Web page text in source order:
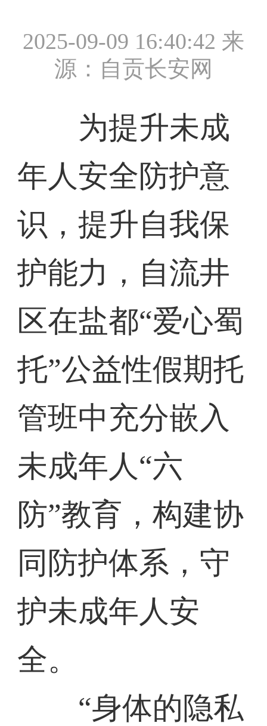
2025-09-09 16:40:42 来
源：自贡长安网
为提升未成
年人安全防护意
识，提升自我保
护能力，自流井
区在盐都“爱心蜀
托”公益性假期托
管班中充分嵌入
未成年人“六
防”教育，构建协
同防护体系，守
护未成年人安
全。
“身体的隐私